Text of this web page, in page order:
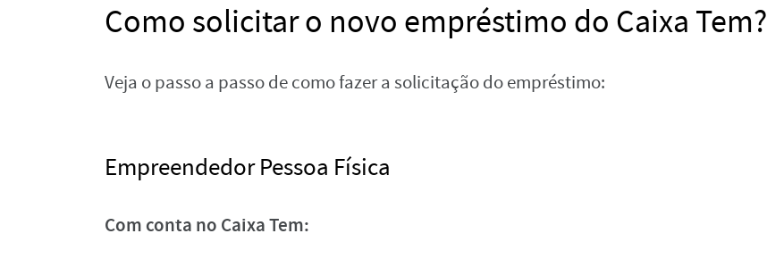
Como solicitar o novo empréstimo do Caixa Tem?
Veja o passo a passo de como fazer a solicitação do empréstimo:
Empreendedor Pessoa Física
Com conta no Caixa Tem: